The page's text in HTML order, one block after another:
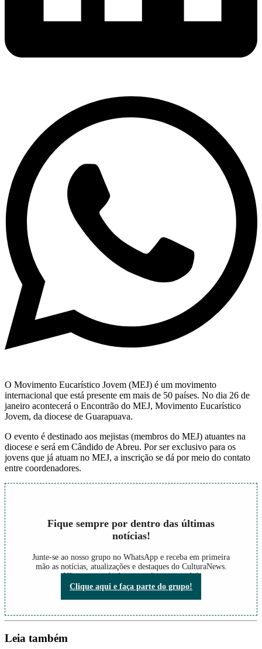
O Movimento Eucarístico Jovem (MEJ) é um movimento
internacional que está presente em mais de 50 países. No dia 26 de
janeiro acontecerá o Encontrão do MEJ, Movimento Eucarístico
Jovem, da diocese de Guarapuava.
O evento é destinado aos mejistas (membros do MEJ) atuantes na
diocese e será em Cândido de Abreu. Por ser exclusivo para os
jovens que já atuam no MEJ, a inscrição se dá por meio do contato
entre coordenadores.
Fique sempre por dentro das últimas
notícias!
Junte-se ao nosso grupo no WhatsApp e receba em primeira
mão as notícias, atualizações e destaques do CulturaNews.
Não perca nada do que está acontecendo!
Clique aqui e faça parte do grupo!
Leia também